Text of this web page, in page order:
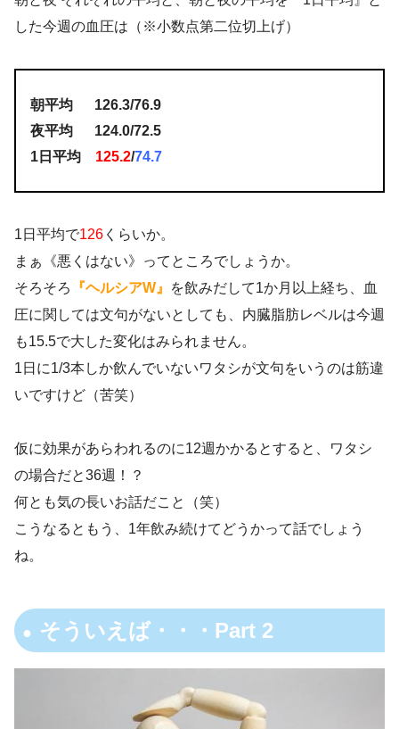
した今週の血圧は（※小数点第二位切上げ）
朝平均 126.3/76.9
夜平均 124.0/72.5
1日平均 125.2/74.7
1日平均で126 くらいか。
まぁ《悪くはない》ってところでしょうか。
そろそろ
『ヘルシアW』
を飲みだして1か月以上経ち、血
圧に関しては文句がないとしても、内臓脂肪レベルは今週
も15.5で大した変化はみられません。
1日に1/3本しか飲んでいないワタシが文句をいうのは筋違
いですけど（苦笑）
仮に効果があらわれるのに12週かかるとすると、ワタシ
の場合だと36週！？
何とも気の長いお話だこと（笑）
こうなるともう、1年飲み続けてどうかって話でしょう
ね。
そういえば・・・Part 2